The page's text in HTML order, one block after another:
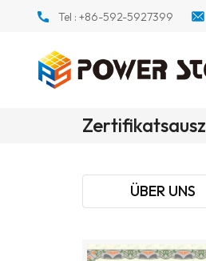
Tel :+86-592-5927399
ÜBER UNS